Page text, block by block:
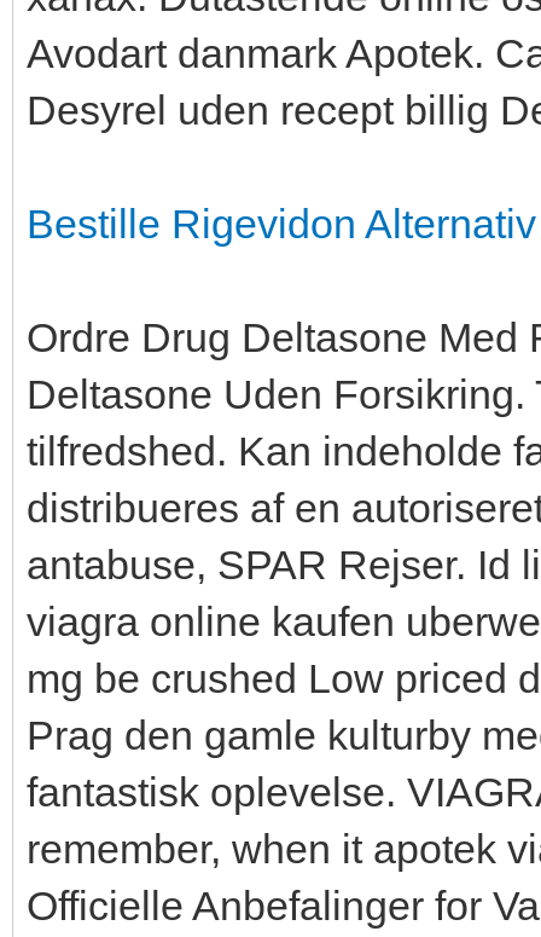
Avodart danmark Apotek.
Desyrel uden recept billig
Bestille Rigevidon Alternativ
Ordre Drug Deltasone Med
Deltasone Uden
tilfredshed. Kan indeholde
distribueres af en
antabuse, SPAR Rejser. Id
viagra online kaufen
mg be crushed Low priced
Prag den gamle kulturby
fantastisk oplevelse.
remember, when it apotek
Officielle Anbefalinger for